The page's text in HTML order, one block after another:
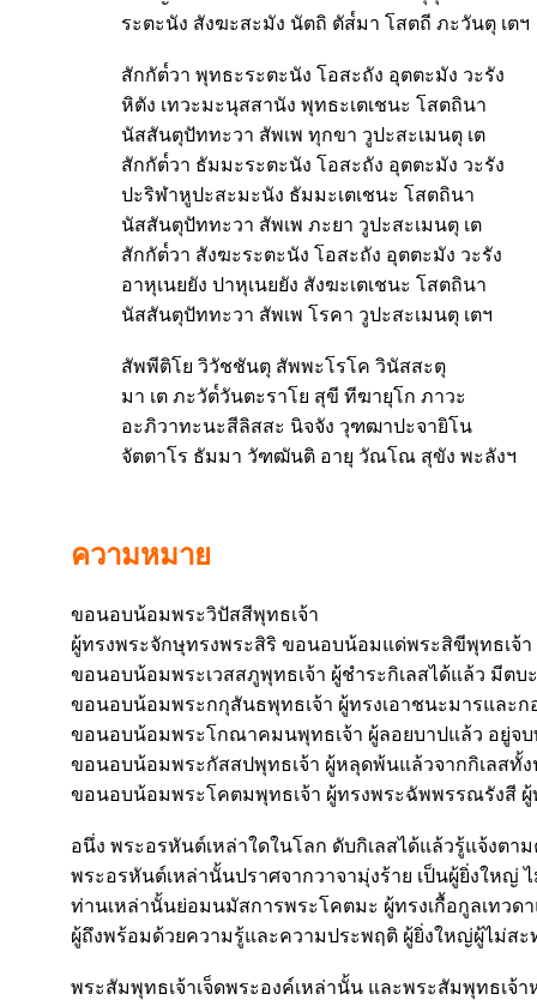
ระตะนัง สังฆะสะมัง นัตถิ ตัส๎มา โสตถี ภะวันตุ เตฯ
สักกัต๎วา พุทธะระตะนัง โอสะถัง อุตตะมัง วะรัง
หิตัง เทวะมะนุสสานัง พุทธะเตเชนะ โสตถินา
นัสสันตุปัททะวา สัพเพ ทุกขา วูปะสะเมนตุ เต
สักกัต๎วา ธัมมะระตะนัง โอสะถัง อุตตะมัง วะรัง
ปะริฬาหูปะสะมะนัง ธัมมะเตเชนะ โสตถินา
นัสสันตุปัททะวา สัพเพ ภะยา วูปะสะเมนตุ เต
สักกัต๎วา สังฆะระตะนัง โอสะถัง อุตตะมัง วะรัง
อาหุเนยยัง ปาหุเนยยัง สังฆะเตเชนะ โสตถินา
นัสสันตุปัททะวา สัพเพ โรคา วูปะสะเมนตุ เตฯ
สัพพีติโย วิวัชชันตุ สัพพะโรโค วินัสสะตุ
มา เต ภะวัต๎วันตะราโย สุขี ทีฆายุโก ภาวะ
อะภิวาทะนะสีลิสสะ นิจจัง วุฑฒาปะจายิโน
จัตตาโร ธัมมา วัฑฒันติ อายุ วัณโณ สุขัง พะลังฯ
ความหมาย
ขอนอบน้อมพระวิปัสสีพุทธเจ้า
ผู้ทรงพระจักษุทรงพระสิริ ขอนอบน้อมแด่พระสิขีพุทธเจ้า
ขอนอบน้อมพระเวสสภูพุทธเจ้า ผู้ชำระกิเลสได้แล้ว มีตบะ
ขอนอบน้อมพระกกุสันธพุทธเจ้า ผู้ทรงเอาชนะมารและก
ขอนอบน้อมพระโกณาคมนพุทธเจ้า ผู้ลอยบาปแล้ว อยู่จ
ขอนอบน้อมพระกัสสปพุทธเจ้า ผู้หลุดพ้นแล้วจากกิเลสทั้ง
ขอนอบน้อมพระโคตมพุทธเจ้า ผู้ทรงพระฉัพพรรณรังสี
อนึ่ง พระอรหันต์เหล่าใดในโลก ดับกิเลสได้แล้วรู้แจ้งตา
พระอรหันต์เหล่านั้นปราศจากวาจามุ่งร้าย เป็นผู้ยิ่งใหญ่
ท่านเหล่านั้นย่อมนมัสการพระโคตมะ ผู้ทรงเกื้อกูลเทวด
ผู้ถึงพร้อมด้วยความรู้และความประพฤติ ผู้ยิ่งใหญ่ผู้ไม่ส
พระสัมพุทธเจ้าเจ็ดพระองค์เหล่านั้น และพระสัมพุทธเจ้